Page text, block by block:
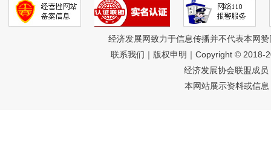
经济发展网致力于信息传播并不代表本网
联系我们 ｜ 版权申明 ｜Copyright © 2018-
经济发展协会联盟成
本网站展示资料或信